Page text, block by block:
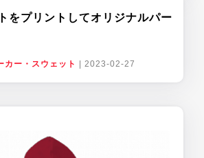
をプリントしてオリジナルパー
カー・スウェット 2023-02-27